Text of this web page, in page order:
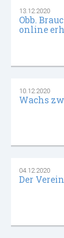
13.12.2020
Obb.
online
10.12.2020
Wachs
04.12.2020
Der